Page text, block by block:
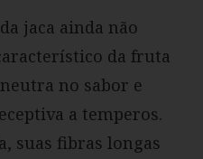
jaca ainda não
da fruta
no sabor e
a temperos.
suas fibras longas